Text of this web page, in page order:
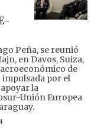
Peña, se reunió
en Davos, Suiza,
de
por el
la
Unión Europea